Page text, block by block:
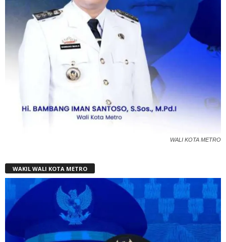
WALI KOTA METRO
WAKIL WALI KOTA METRO